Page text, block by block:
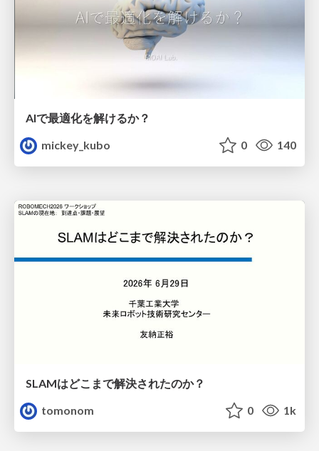
AIで最適化を解けるか？
mickey_kubo
0 140
SLAMはどこまで解決されたのか？
tomonom
0 1k